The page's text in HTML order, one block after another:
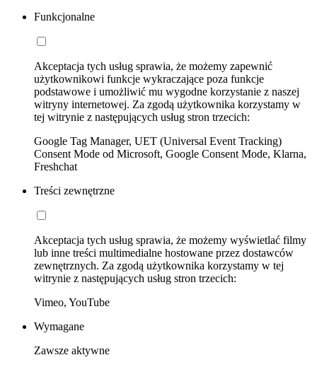
Funkcjonalne
Akceptacja tych usług sprawia, że możemy zapewnić
użytkownikowi funkcje wykraczające poza funkcje
podstawowe i umożliwić mu wygodne korzystanie z naszej
witryny internetowej. Za zgodą użytkownika korzystamy w
tej witrynie z następujących usług stron trzecich:
Google Tag Manager, UET (Universal Event Tracking)
Consent Mode od Microsoft, Google Consent Mode, Klarna,
Freshchat
Treści zewnętrzne
Akceptacja tych usług sprawia, że możemy wyświetlać filmy
lub inne treści multimedialne hostowane przez dostawców
zewnętrznych. Za zgodą użytkownika korzystamy w tej
witrynie z następujących usług stron trzecich:
Vimeo, YouTube
Wymagane
Zawsze aktywne